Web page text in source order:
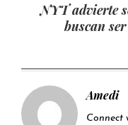
NYT advierte
buscan
Amedi
Connect